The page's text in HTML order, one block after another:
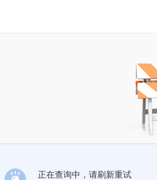
正在查询中，请刷新重试